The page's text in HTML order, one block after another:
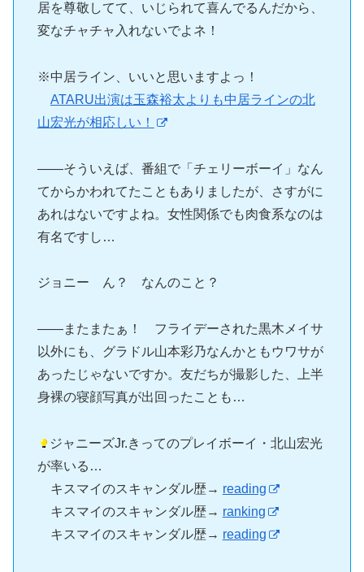
居を尊敬してて、いじられて喜んでるんだから、
変なチャチャ入れないでよネ！
※中居ライン、いいと思いますよっ！
ATARU出演は玉森裕太よりも中居ラインの北
山宏光が相応しい！
――そういえば、番組で「チェリーボーイ」なん
てからかわれてたこともありましたが、さすがに
あれはないですよね。女性関係でも肉食系なのは
有名ですし…
ジョニー ん？ なんのこと？
――またまたぁ！ フライデーされた黒木メイサ
以外にも、グラドル山本彩乃なんかともウワサが
あったじゃないですか。友だちが撮影した、上半
身裸の寝顔写真が出回ったことも…
ジャニーズJr.きってのプレイボーイ・北山宏光
が率いる…
キスマイのスキャンダル歴→ reading
キスマイのスキャンダル歴→ ranking
キスマイのスキャンダル歴→ reading